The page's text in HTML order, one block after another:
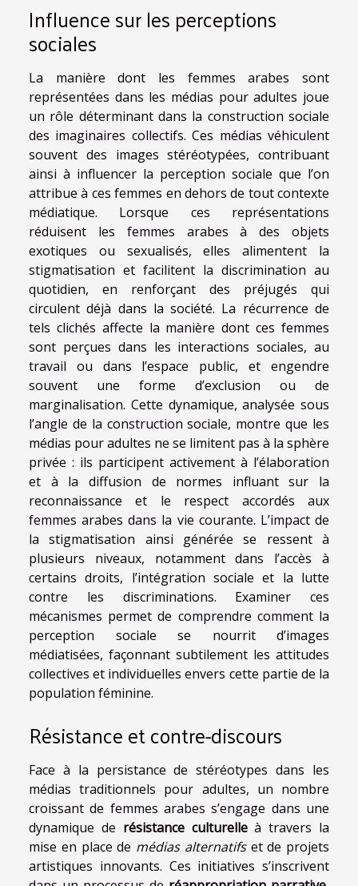
Influence sur les perceptions
sociales
La manière dont les femmes arabes sont
représentées dans les médias pour adultes joue
un rôle déterminant dans la construction sociale
des imaginaires collectifs. Ces médias véhiculent
souvent des images stéréotypées, contribuant
ainsi à influencer la perception sociale que l’on
attribue à ces femmes en dehors de tout contexte
médiatique. Lorsque ces représentations
réduisent les femmes arabes à des objets
exotiques ou sexualisés, elles alimentent la
stigmatisation et facilitent la discrimination au
quotidien, en renforçant des préjugés qui
circulent déjà dans la société. La récurrence de
tels clichés affecte la manière dont ces femmes
sont perçues dans les interactions sociales, au
travail ou dans l’espace public, et engendre
souvent une forme d’exclusion ou de
marginalisation. Cette dynamique, analysée sous
l’angle de la construction sociale, montre que les
médias pour adultes ne se limitent pas à la sphère
privée : ils participent activement à l’élaboration
et à la diffusion de normes influant sur la
reconnaissance et le respect accordés aux
femmes arabes dans la vie courante. L’impact de
la stigmatisation ainsi générée se ressent à
plusieurs niveaux, notamment dans l’accès à
certains droits, l’intégration sociale et la lutte
contre les discriminations. Examiner ces
mécanismes permet de comprendre comment la
perception sociale se nourrit d’images
médiatisées, façonnant subtilement les attitudes
collectives et individuelles envers cette partie de la
population féminine.
Résistance et contre-discours
Face à la persistance de stéréotypes dans les
médias traditionnels pour adultes, un nombre
croissant de femmes arabes s’engage dans une
dynamique de résistance culturelleà travers la
mise en place de médias alternatifset de projets
artistiques innovants. Ces initiatives s’inscrivent